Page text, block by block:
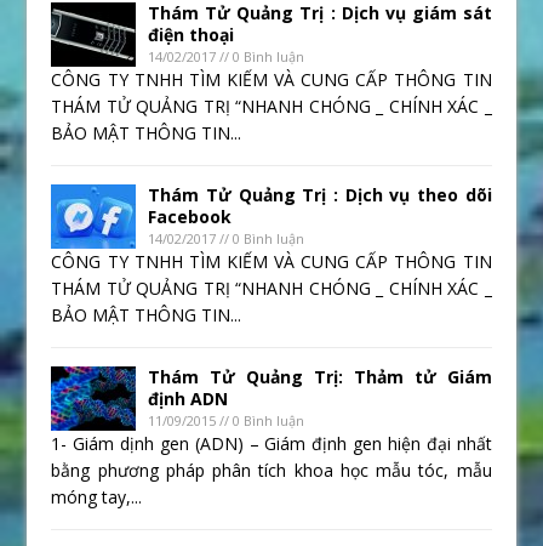
Thám Tử Quảng Trị : Dịch vụ giám sát
điện thoại
14/02/2017 // 0 Bình luận
CÔNG TY TNHH TÌM KIẾM VÀ CUNG CẤP THÔNG TIN
THÁM TỬ QUẢNG TRỊ “NHANH CHÓNG _ CHÍNH XÁC _
BẢO MẬT THÔNG TIN...
Thám Tử Quảng Trị : Dịch vụ theo dõi
Facebook
14/02/2017 // 0 Bình luận
CÔNG TY TNHH TÌM KIẾM VÀ CUNG CẤP THÔNG TIN
THÁM TỬ QUẢNG TRỊ “NHANH CHÓNG _ CHÍNH XÁC _
BẢO MẬT THÔNG TIN...
Thám Tử Quảng Trị: Thảm tử Giám
định ADN
11/09/2015 // 0 Bình luận
1- Giám dịnh gen (ADN) – Giám định gen hiện đại nhất
bằng phương pháp phân tích khoa học mẫu tóc, mẫu
móng tay,...